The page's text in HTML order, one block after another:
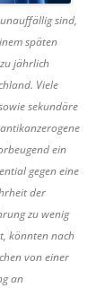
sind,
späten
jährlich
Viele
sekundäre
ein
gegen eine
der
zu wenig
könnten nach
von einer
an